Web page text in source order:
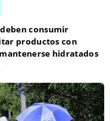
consumir
productos con
hidratados